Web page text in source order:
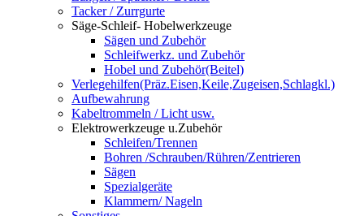
Tacker / Zurrgurte
Säge-Schleif- Hobelwerkzeuge
Sägen und Zubehör
Schleifwerkz. und Zubehör
Hobel und Zubehör(Beitel)
Verlegehilfen(Präz.Eisen,Keile,Zugeisen,Schlagkl.)
Aufbewahrung
Kabeltrommeln / Licht usw.
Elektrowerkzeuge u.Zubehör
Schleifen/Trennen
Bohren /Schrauben/Rühren/Zentrieren
Sägen
Spezialgeräte
Klammern/ Nageln